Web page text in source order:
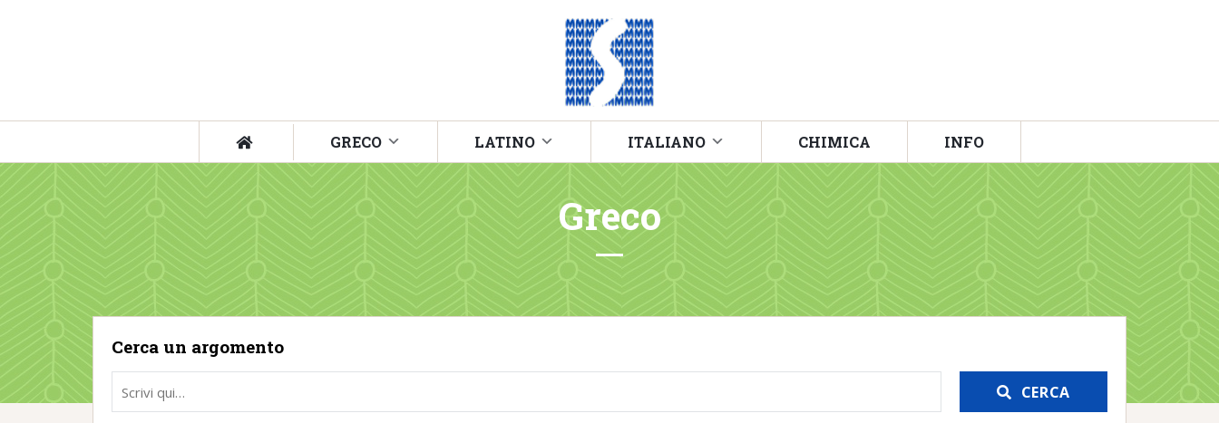
GRECO LATINO ITALIANO CHIMICA INFO
Greco
Cerca un argomento
CERCA